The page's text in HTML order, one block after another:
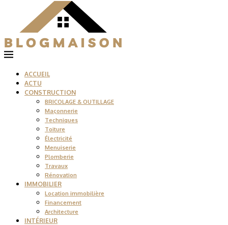
ACCUEIL
ACTU
CONSTRUCTION
BRICOLAGE & OUTILLAGE
Maçonnerie
Techniques
Toiture
Électricité
Menuiserie
Plomberie
Travaux
Rénovation
IMMOBILIER
Location immobilière
Financement
Architecture
INTÉRIEUR